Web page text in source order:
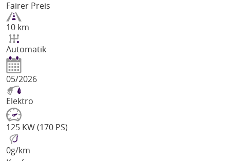
Fairer Preis
10 km
Automatik
05/2026
Elektro
125 KW (170 PS)
0g/km